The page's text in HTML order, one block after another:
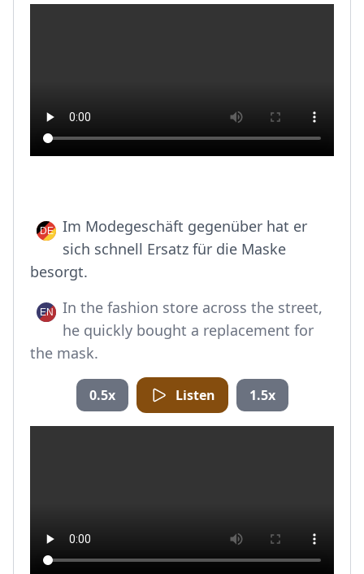
Im Modegeschäft gegenüber hat er
sich schnell Ersatz für die Maske
besorgt.
In the fashion store across the street,
he quickly bought a replacement for
the mask.
0.5x Listen 1.5x